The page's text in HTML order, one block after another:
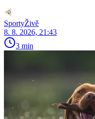
SportyŽivě
8. 8. 2026, 21:43
3 min